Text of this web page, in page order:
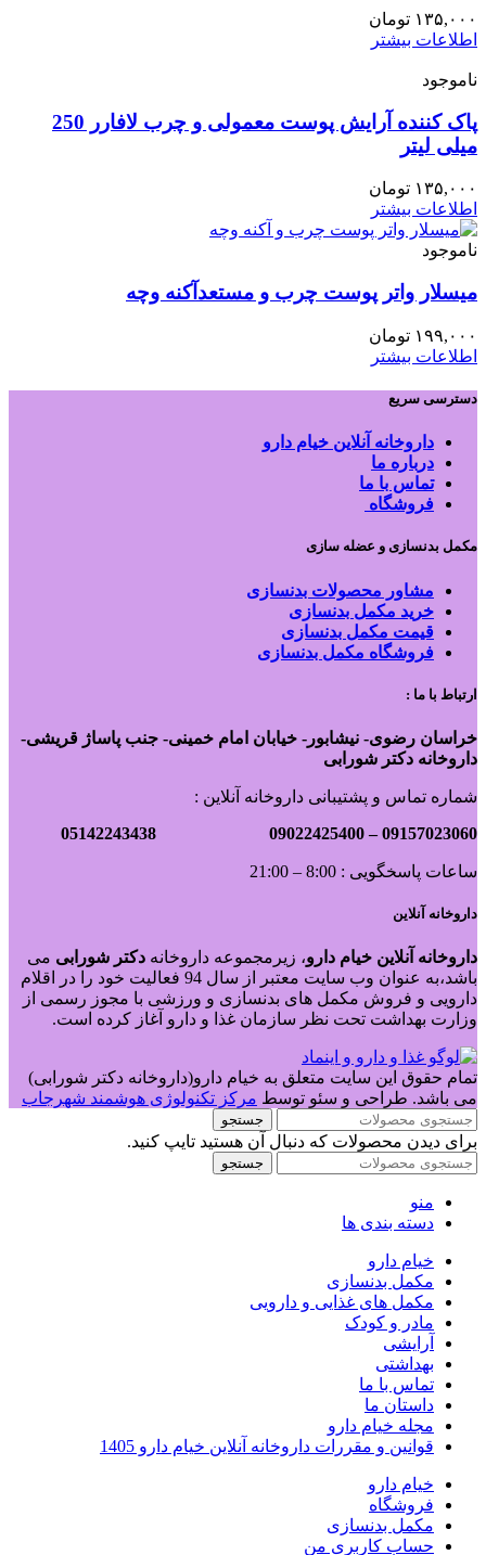
۱۳۵,۰۰۰ تومان
اطلاعات بیشتر
ناموجود
پاک کننده آرایش پوست معمولی و چرب لافارر 250
میلی لیتر
۱۳۵,۰۰۰ تومان
اطلاعات بیشتر
ناموجود
میسلار واتر پوست چرب و مستعدآکنه وچه
۱۹۹,۰۰۰ تومان
اطلاعات بیشتر
دسترسی سریع
داروخانه آنلاین خیام دارو
درباره ما
تماس با ما
فروشگاه
مکمل بدنسازی و عضله سازی
مشاور محصولات بدنسازی
خرید مکمل بدنسازی
قیمت مکمل بدنسازی
فروشگاه مکمل بدنسازی
ارتباط با ما :
خراسان رضوی- نیشابور- خیابان امام خمینی- جنب پاساژ قریشی-
داروخانه دکتر شورابی
شماره تماس و پشتیبانی داروخانه آنلاین :
09157023060 –
09022425400 05142243438
ساعات پاسخگویی : 8:00 – 21:00
داروخانه آنلاین
داروخانه آنلاین خیام دارو، زیرمجموعه داروخانه دکتر شورابی می
باشد،به عنوان وب سایت معتبر از سال 94 فعالیت خود را در اقلام
دارویی و فروش مکمل های بدنسازی و ورزشی با مجوز رسمی از
وزارت بهداشت تحت نظر سازمان غذا و دارو آغاز کرده است.
تمام حقوق این سایت متعلق به خیام دارو(داروخانه دکتر شورابی)
می باشد. طراحی و سئو توسط مرکز تکنولوژی هوشمند شهرجاب
جستجو
برای دیدن محصولات که دنبال آن هستید تایپ کنید.
جستجو
منو
دسته بندی ها
خیام دارو
مکمل بدنسازی
مکمل های غذایی و دارویی
مادر و کودک
آرایشی
بهداشتی
تماس با ما
داستان ما
مجله خیام دارو
قوانین و مقررات داروخانه آنلاین خیام دارو 1405
خیام دارو
فروشگاه
مکمل بدنسازی
حساب کاربری من